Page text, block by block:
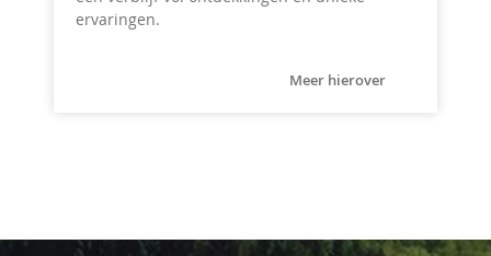
ervaringen.
Meer hierover